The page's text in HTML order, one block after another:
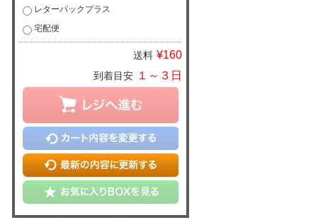
レターパックプラス
宅配便
送料 ¥160
到着目安 １～３日